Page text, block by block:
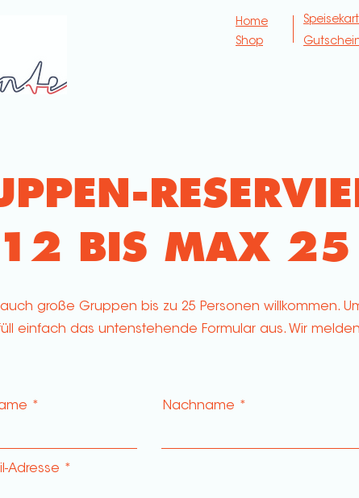
Shop
Home
BIS MAX 25
große Gruppen bis zu 25 Personen willkommen.
einfach das untenstehende Formular aus. Wir
Nachname
Adresse